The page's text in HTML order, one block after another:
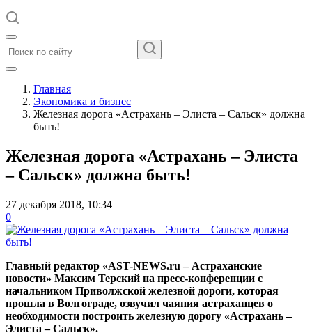
Главная
Экономика и бизнес
Железная дорога «Астрахань – Элиста – Сальск» должна
быть!
Железная дорога «Астрахань – Элиста
– Сальск» должна быть!
27 декабря 2018, 10:34
0
Главный редактор «AST-NEWS.ru – Астраханские
новости» Максим Терский на пресс-конференции с
начальником Приволжской железной дороги, которая
прошла в Волгограде, озвучил чаяния астраханцев о
необходимости построить железную дорогу «Астрахань –
Элиста – Сальск».